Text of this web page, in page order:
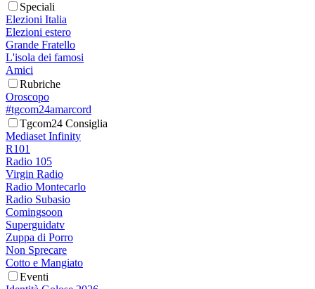
Speciali
Elezioni Italia
Elezioni estero
Grande Fratello
L'isola dei famosi
Amici
Rubriche
Oroscopo
#tgcom24amarcord
Tgcom24 Consiglia
Mediaset Infinity
R101
Radio 105
Virgin Radio
Radio Montecarlo
Radio Subasio
Comingsoon
Superguidatv
Zuppa di Porro
Non Sprecare
Cotto e Mangiato
Eventi